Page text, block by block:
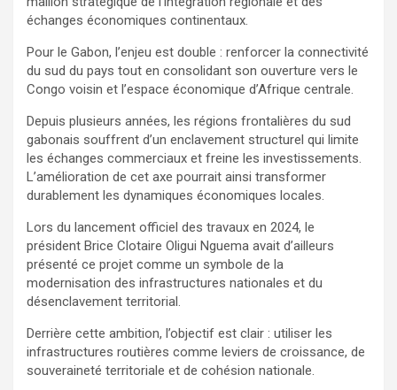
échanges économiques continentaux.
Pour le Gabon, l’enjeu est double : renforcer la connectivité
du sud du pays tout en consolidant son ouverture vers le
Congo voisin et l’espace économique d’Afrique centrale.
Depuis plusieurs années, les régions frontalières du sud
gabonais souffrent d’un enclavement structurel qui limite
les échanges commerciaux et freine les investissements.
L’amélioration de cet axe pourrait ainsi transformer
durablement les dynamiques économiques locales.
Lors du lancement officiel des travaux en 2024, le
président Brice Clotaire Oligui Nguema avait d’ailleurs
présenté ce projet comme un symbole de la
modernisation des infrastructures nationales et du
désenclavement territorial.
Derrière cette ambition, l’objectif est clair : utiliser les
infrastructures routières comme leviers de croissance, de
souveraineté territoriale et de cohésion nationale.